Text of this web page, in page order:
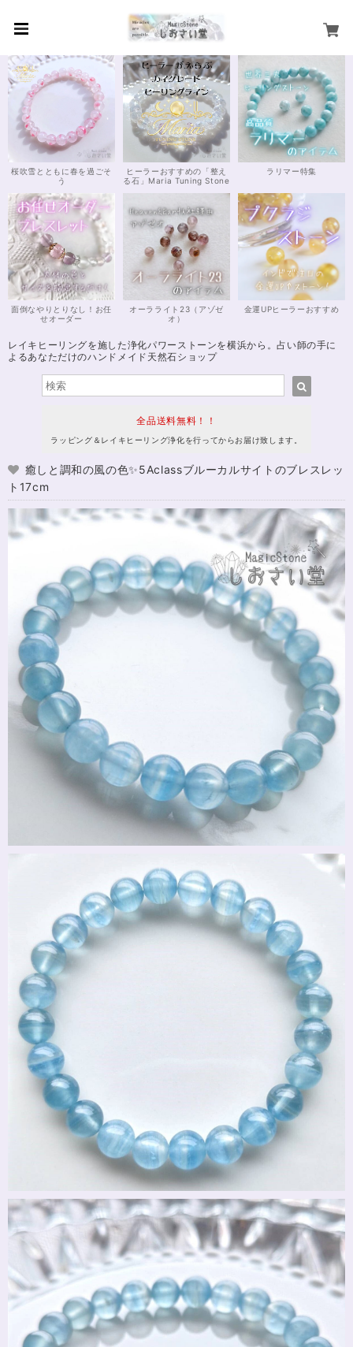
桜吹雪とともに春を過ごそ
う
ヒーラーおすすめの「整え
る石」Maria Tuning Stone
ラリマー特集
面倒なやりとりなし！お任
せオーダー
オーラライト23（アゾゼ
オ）
金運UPヒーラーおすすめ
レイキヒーリングを施した浄化パワーストーンを横浜から。占い師の手に
よるあなただけのハンドメイド天然石ショップ
全品送料無料！！
ラッピング＆レイキヒーリング浄化を行ってからお届け致します。
癒しと調和の風の色✨5Aclassブルーカルサイトのブレスレッ
ト17cm